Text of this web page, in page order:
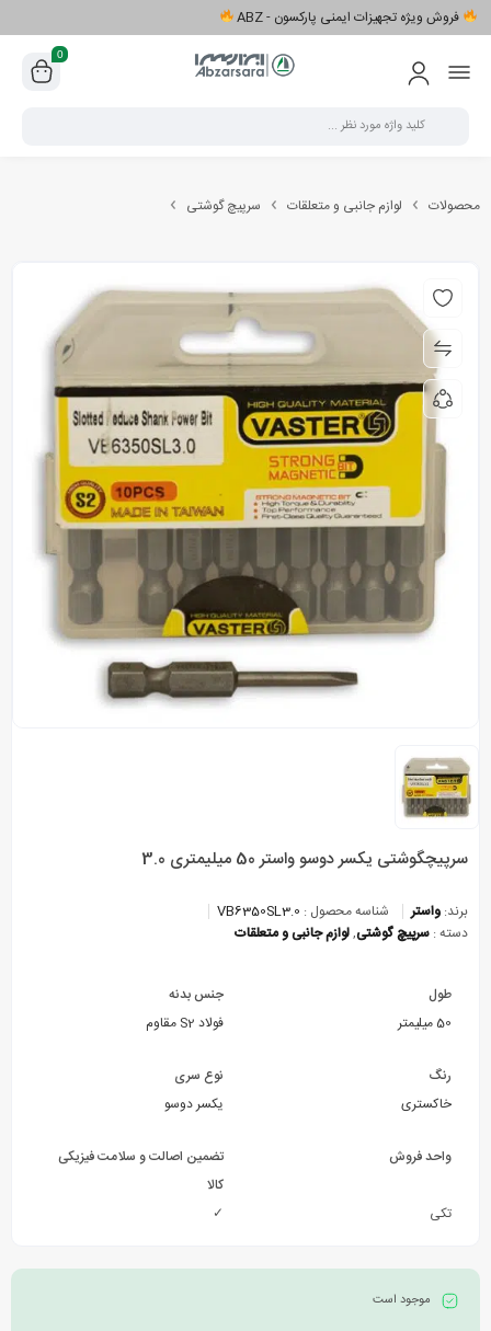
فروش ویژه تجهیزات ایمنی پارکسون - ABZ
0
محصولات لوازم جانبی و متعلقات سرپیچ گوشتی
سرپیچگوشتی یکسر دوسو واستر 50 میلیمتری 3.0
برند: واستر شناسه محصول : VB6350SL3.0
دسته : سرپیچ گوشتی,لوازم جانبی و متعلقات
طول
50 میلیمتر
جنس بدنه
فولاد S2 مقاوم
رنگ
خاکستری
نوع سری
یکسر دوسو
واحد فروش
تکی
تضمین اصالت و سلامت فیزیکی
کالا
✓
موجود است